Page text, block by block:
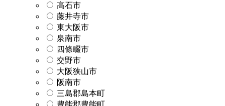
高石市
藤井寺市
東大阪市
泉南市
四條畷市
交野市
大阪狭山市
阪南市
三島郡島本町
豊能郡豊能町